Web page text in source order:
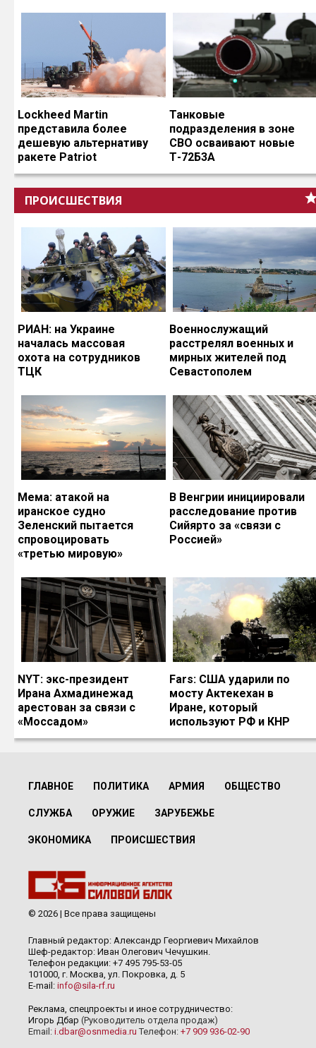
Lockheed Martin
представила более
дешевую альтернативу
ракете Patriot
Танковые
подразделения в зоне
СВО осваивают новые
Т-72Б3А
ПРОИСШЕСТВИЯ
РИАН: на Украине
началась массовая
охота на сотрудников
ТЦК
Военнослужащий
расстрелял военных и
мирных жителей под
Севастополем
Мема: атакой на
иранское судно
Зеленский пытается
спровоцировать
«третью мировую»
В Венгрии инициировали
расследование против
Сийярто за «связи с
Россией»
NYT: экс-президент
Ирана Ахмадинежад
арестован за связи с
«Моссадом»
Fars: США ударили по
мосту Актекехан в
Иране, который
используют РФ и КНР
ГЛАВНОЕ ПОЛИТИКА АРМИЯ ОБЩЕСТВО
СЛУЖБА ОРУЖИЕ ЗАРУБЕЖЬЕ
ЭКОНОМИКА ПРОИСШЕСТВИЯ
© 2026 | Все права защищены
Главный редактор: Александр Георгиевич Михайлов
Шеф-редактор: Иван Олегович Чечушкин.
Телефон редакции: +7 495 795-53-05
101000, г. Москва, ул. Покровка, д. 5
E-mail: info@sila-rf.ru
Реклама, спецпроекты и иное сотрудничество:
Игорь Дбар (Руководитель отдела продаж)
Email: i.dbar@osnmedia.ru Телефон: +7 909 936-02-90